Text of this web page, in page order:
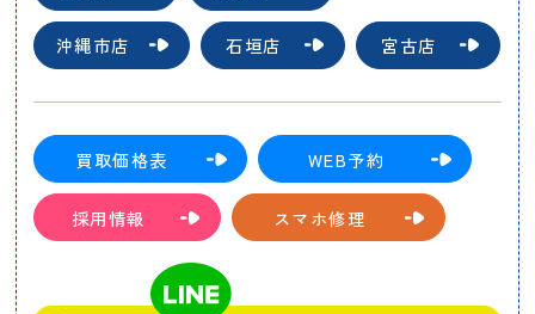
沖縄市店 石垣店 宮古店
買取価格表 WEB予約
採用情報 スマホ修理